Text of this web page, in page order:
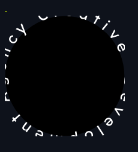
Agency Creative